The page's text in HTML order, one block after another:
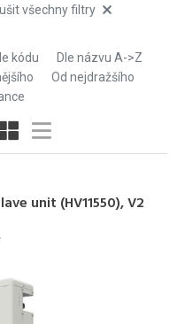
všechny filtry
kódu
Dle názvu A->Z
Od nejdražšího
unit (HV11550), V2